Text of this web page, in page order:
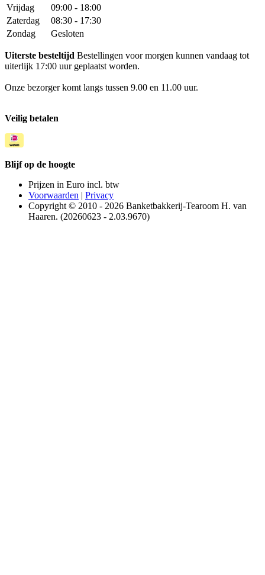
Vrijdag
09:00 - 18:00
Zaterdag
08:30 - 17:30
Zondag
Gesloten
Uiterste besteltijd Bestellingen voor morgen kunnen vandaag tot
uiterlijk 17:00 uur geplaatst worden.
Onze bezorger komt langs tussen 9.00 en 11.00 uur.
Veilig betalen
Blijf op de hoogte
Prijzen in Euro incl. btw
Voorwaarden | Privacy
Copyright © 2010 - 2026 Banketbakkerij-Tearoom H. van
Haaren. (20260623 - 2.03.9670)